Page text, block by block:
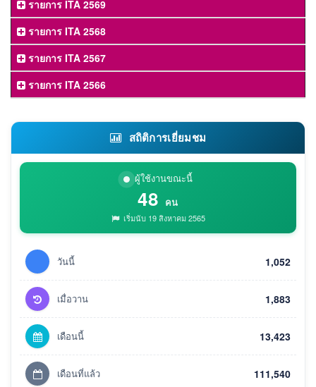
รายการ ITA 2569
รายการ ITA 2568
รายการ ITA 2567
รายการ ITA 2566
สถิติการเยี่ยมชม
ผู้ใช้งานขณะนี้
48 คน
เริ่มนับ 19 สิงหาคม 2565
วันนี้ 1,052
เมื่อวาน 1,883
เดือนนี้ 13,423
เดือนที่แล้ว 111,540